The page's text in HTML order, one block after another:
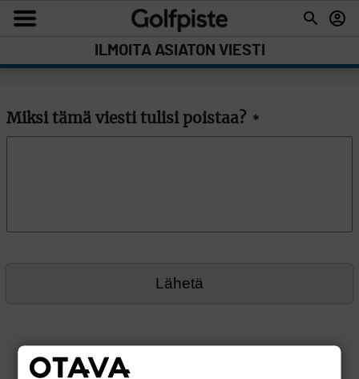
ILMOITA ASIATON VIESTI
Miksi tämä viesti tulisi poistaa? *